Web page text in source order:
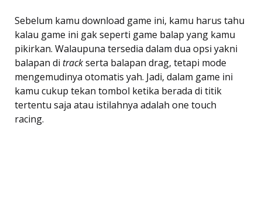
Sebelum kamu download game ini, kamu harus tahu
kalau game ini gak seperti game balap yang kamu
pikirkan. Walaupuna tersedia dalam dua opsi yakni
balapan di trackserta balapan drag, tetapi mode
mengemudinya otomatis yah. Jadi, dalam game ini
kamu cukup tekan tombol ketika berada di titik
tertentu saja atau istilahnya adalah one touch
racing.